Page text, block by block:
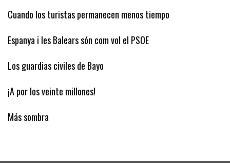
El diagnóstico equivocado de la vivienda
Cuando los turistas permanecen menos tiempo
Espanya i les Balears són com vol el PSOE
Los guardias civiles de Bayo
¡A por los veinte millones!